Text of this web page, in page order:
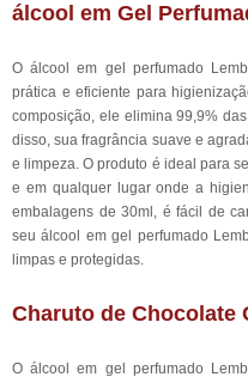
álcool em Gel
O álcool em gel perfumado
prática e eficiente para
composição, ele elimina 99,9%
disso, sua fragrância suave e
e limpeza. O produto é ideal para
e em qualquer lugar onde a
embalagens de 30ml, é fácil de
seu álcool em gel perfumado
limpas e protegidas.
Charuto de Chocolate
O álcool em gel perfumado